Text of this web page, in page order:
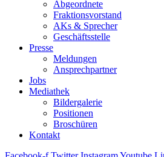
Abgeordnete
Fraktions­vorstand
AKs & Sprecher
Geschäftsstelle
Presse
Meldungen
Ansprechpartner
Jobs
Mediathek
Bildergalerie
Positionen
Broschüren
Kontakt